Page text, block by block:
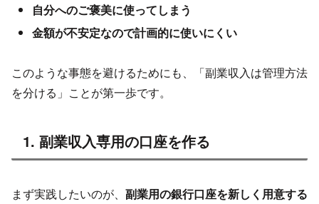
自分へのご褒美に使ってしまう
金額が不安定なので計画的に使いにくい
このような事態を避けるためにも、「副業収入は管理方法
を分ける」ことが第一歩です。
1. 副業収入専用の口座を作る
まず実践したいのが、 副業用の銀行口座を新しく用意する